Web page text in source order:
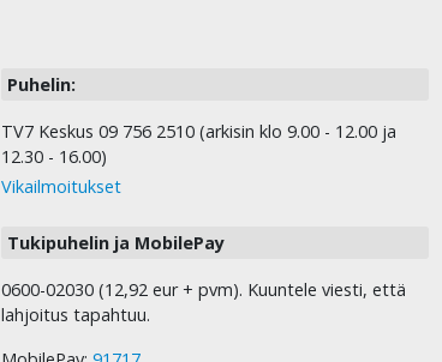
Puhelin:
TV7 Keskus 09 756 2510 (arkisin klo 9.00 - 12.00 ja
12.30 - 16.00)
Vikailmoitukset
Tukipuhelin ja MobilePay
0600-02030 (12,92 eur + pvm). Kuuntele viesti, että
lahjoitus tapahtuu.